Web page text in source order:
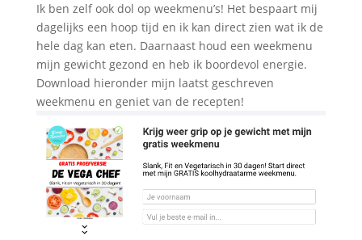
Ik ben zelf ook dol op weekmenu’s! Het bespaart mij
dagelijks een hoop tijd en ik kan direct zien wat ik de
hele dag kan eten. Daarnaast houd een weekmenu
mijn gewicht gezond en heb ik boordevol energie.
Download hieronder mijn laatst geschreven
weekmenu en geniet van de recepten!